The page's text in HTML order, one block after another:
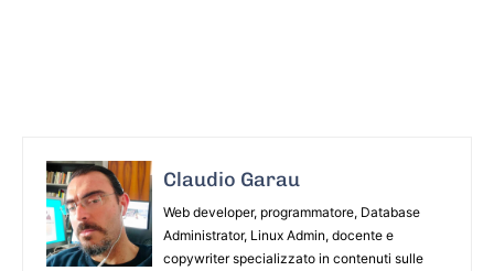
Claudio Garau
Web developer, programmatore, Database
Administrator, Linux Admin, docente e
copywriter specializzato in contenuti sulle